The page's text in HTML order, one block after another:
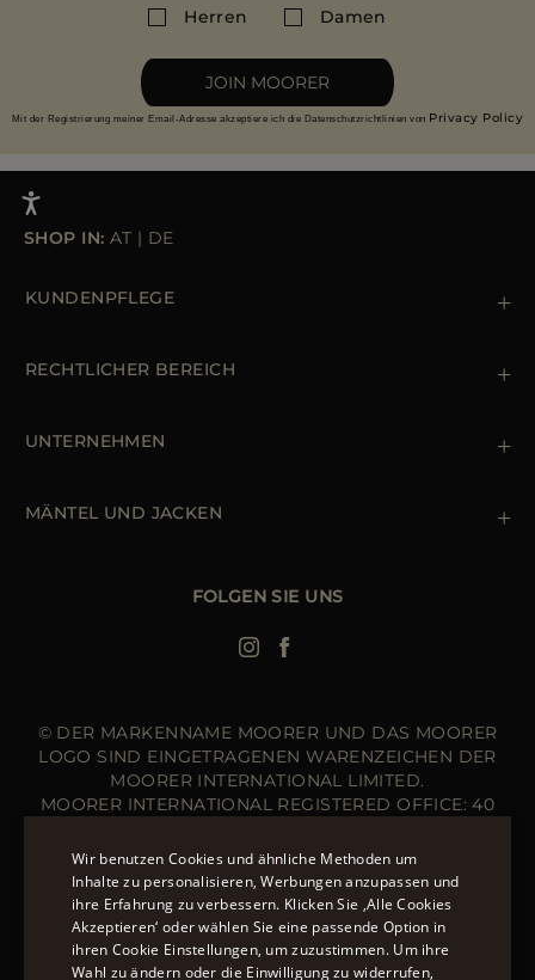
Herren Damen
JOIN MOORER
Mit der Registrierung meiner Email-Adresse akzeptiere ich die Datenschutzrichtlinien von Privacy Policy
SHOP IN: AT | DE
KUNDENPFLEGE
Bestellungen & Zahlungen
RECHTLICHER BEREICH
Cookie Policy
Erklärung zur Barrierefreiheit
UNTERNEHMEN
MÄNTEL UND JACKEN
FOLGEN SIE UNS
© DER MARKENNAME MOORER UND DAS MOORER
LOGO SIND EINGETRAGENEN WARENZEICHEN DER
MOORER INTERNATIONAL LIMITED.
MOORER INTERNATIONAL REGISTERED OFFICE: 40
KINGDOM. COMPANY REGISTRATION NUMBER: 141015
WEBSITE VERWALTET VON DER THE LEVEL GROUP
S.R.L
ÜBER 20 MÖGLICHKEITEN, AUF MOORER.EU ZU
BEZAHLEN.ERFAHREN SIE MEHR ÜBER DIE
ENGLISH
ITALIAN
Wir benutzen Cookies und ähnliche Methoden um
Inhalte zu personalisieren, Werbungen anzupassen und
ihre Erfahrung zu verbessern. Klicken Sie ‚Alle Cookies
Akzeptieren‘ oder wählen Sie eine passende Option in
ihren Cookie Einstellungen, um zuzustimmen. Um ihre
Wahl zu ändern oder die Einwilligung zu widerrufen,